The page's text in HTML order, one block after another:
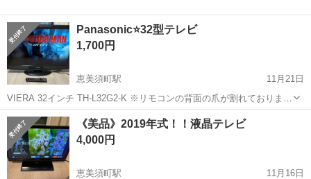
Panasonic⭐️32型テレビ
1,700円
恵美須町駅
11月21日
VIERA 32インチ TH-L32G2-K ※リモコンの背面の爪が割れております
ので外れやすくなってます。（使用にあたって支障はありません） セ
ット売りなどもご相談のりますのでお問い合わせください😌
大阪 大阪市 恵美須町駅 テレビ Panasonic
《美品》2019年式！！液晶テレビ
4,000円
恵美須町駅
11月16日